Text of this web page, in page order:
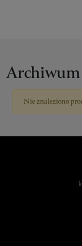
Nie znaleziono